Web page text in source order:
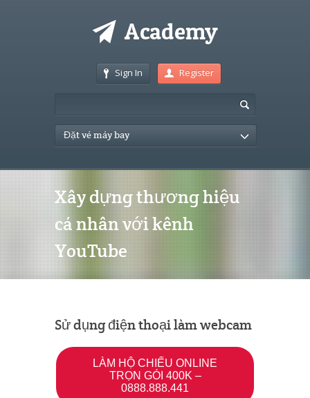
Sign In Register
Đặt vé máy bay
Xây dựng thương hiệu
cá nhân với kênh
YouTube
Sử dụng điện thoại làm webcam
LÀM HỘ CHIẾU ONLINE
TRỌN GÓI 400K –
0888.888.441